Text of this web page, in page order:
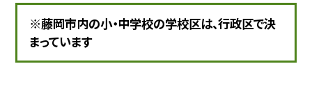
※藤岡市内の小・中学校の学校区は、行政区で決
まっています